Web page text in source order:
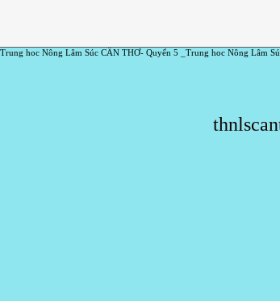
Trung hoc Nông Lâm Súc CẦN THƠ- Quyển 5 _Trung hoc Nông Lâm